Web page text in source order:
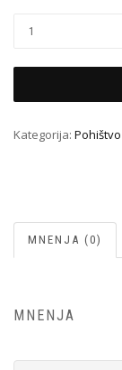
Kategorija: Pohištvo
MNENJA (0)
MNENJA